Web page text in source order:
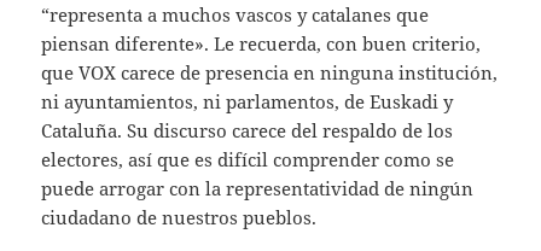
“representa a muchos vascos y catalanes que
piensan diferente». Le recuerda, con buen criterio,
que VOX carece de presencia en ninguna institución,
ni ayuntamientos, ni parlamentos, de Euskadi y
Cataluña. Su discurso carece del respaldo de los
electores, así que es difícil comprender como se
puede arrogar con la representatividad de ningún
ciudadano de nuestros pueblos.